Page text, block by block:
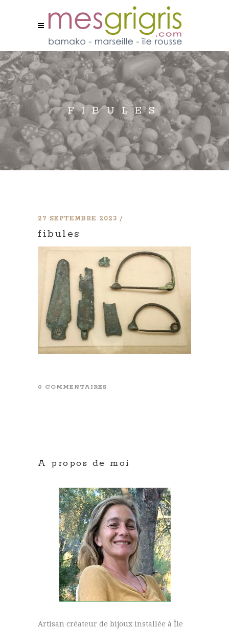
FIBULES
27 SEPTEMBRE 2023
fibules
0 COMMENTAIRES
A propos de moi
Artisan créateur de bijoux installée à Île